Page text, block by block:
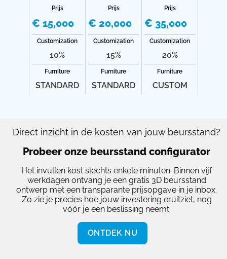
Prijs
€ 15,000
Customization
10%
Furniture
STANDARD
Prijs
€ 20,000
Customization
15%
Furniture
STANDARD
Prijs
€ 35,000
Customization
20%
Furniture
CUSTOM
Direct inzicht in de kosten van jouw beursstand?
Probeer onze beursstand configurator
Het invullen kost slechts enkele minuten. Binnen vijf
werkdagen ontvang je een gratis 3D beursstand
ontwerp met een transparante prijsopgave in je inbox.
Zo zie je precies hoe jouw investering eruitziet, nog
vóór je een beslissing neemt.
ONTDEK NU